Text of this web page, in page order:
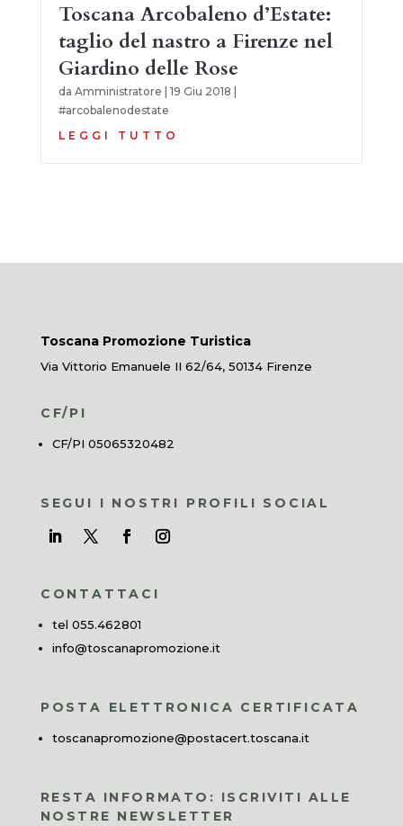
Toscana Arcobaleno d’Estate:
taglio del nastro a Firenze nel
Giardino delle Rose
da Amministratore 19 Giu 2018
#arcobalenodestate
LEGGI TUTTO
Toscana Promozione Turistica
Via Vittorio Emanuele II 62/64, 50134 Firenze
CF/PI
CF/PI 05065320482
SEGUI I NOSTRI PROFILI SOCIAL
CONTATTACI
tel 055.462801
info@toscanapromozione.it
POSTA ELETTRONICA CERTIFICATA
toscanapromozione@postacert.toscana.it
RESTA INFORMATO: ISCRIVITI ALLE
NOSTRE NEWSLETTER